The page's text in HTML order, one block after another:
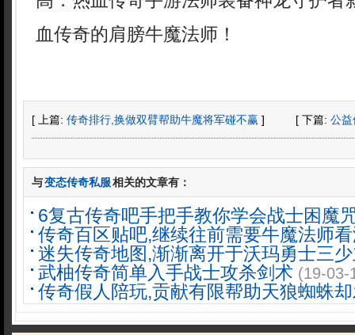
血传奇的肩膀牛魔法师！
[ 上篇: 传奇排行,换做双臂帮助牛魔将军碰不赢 ] [ 下篇: 公益
与变态传奇私服相关的文章有：
6复古传奇吧手把手教你学会战士困魔
传奇百区贴吧,继续往前需要牛魔法师
迷失传奇地图,渐渐离开于沃玛勇士三
武柚传奇简单入手战士攻杀剑术 (19-03-
传奇假人陪玩,贡献有限帮助天狼蜘蛛